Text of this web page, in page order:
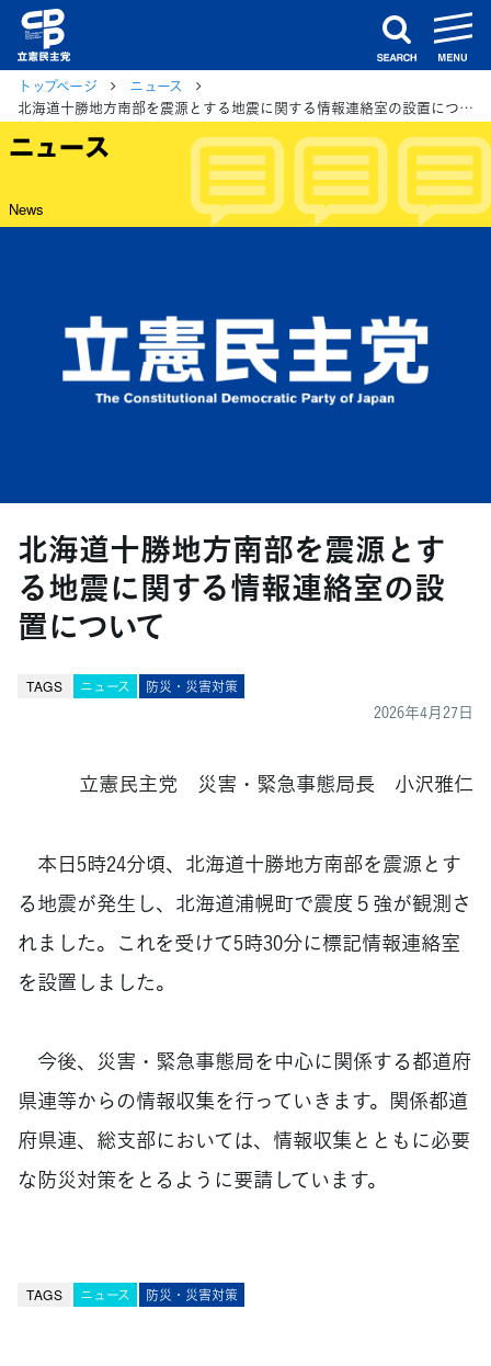
search
トップページ
ニュース
北海道十勝地方南部を震源とする地震に関する情報連絡室の設置について
ニュース
News
北海道十勝地方南部を震源とす
る地震に関する情報連絡室の設
置について
TAGS ニュース 防災・災害対策
2026年4月27日
立憲民主党 災害・緊急事態局長 小沢雅仁
本日5時24分頃、北海道十勝地方南部を震源とす
る地震が発生し、北海道浦幌町で震度５強が観測さ
れました。これを受けて5時30分に標記情報連絡室
を設置しました。
今後、災害・緊急事態局を中心に関係する都道府
県連等からの情報収集を行っていきます。関係都道
府県連、総支部においては、情報収集とともに必要
な防災対策をとるように要請しています。
TAGS ニュース 防災・災害対策